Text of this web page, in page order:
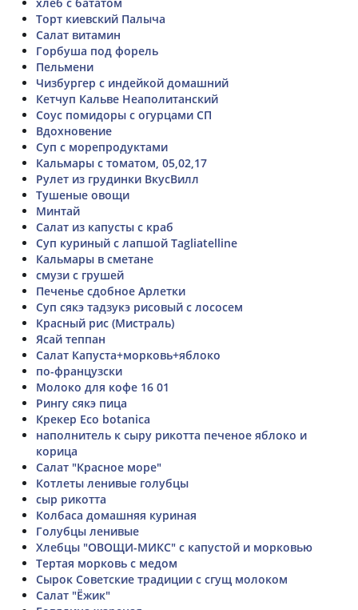
Торт киевский Палыча
Салат витамин
Горбуша под форель
Пельмени
Чизбургер с индейкой домашний
Кетчуп Кальве Неаполитанский
Соус помидоры с огурцами СП
Вдохновение
Суп с морепродуктами
Кальмары с томатом, 05,02,17
Рулет из грудинки ВкусВилл
Тушеные овощи
Минтай
Салат из капусты с краб
Суп куриный с лапшой Tagliatelline
Кальмары в сметане
смузи с грушей
Печенье сдобное Арлетки
Суп сякэ тадзукэ рисовый с лососем
Красный рис (Мистраль)
Ясай теппан
Салат Капуста+морковь+яблоко
по-французски
Молоко для кофе 16 01
Рингу сякэ пица
Крекер Eco botanica
наполнитель к сыру рикотта печеное яблоко и
корица
Салат "Красное море"
Котлеты ленивые голубцы
сыр рикотта
Колбаса домашняя куриная
Голубцы ленивые
Хлебцы "ОВОЩИ-МИКС" с капустой и морковью
Тертая морковь с медом
Сырок Советские традиции с сгущ молоком
Салат "Ёжик"